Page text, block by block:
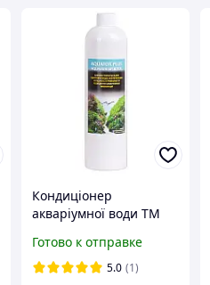
Кондиціонер
акваріумної води TM
АQUATOX PLUS 0.5л.
Готово к отправке
5.0 (1)